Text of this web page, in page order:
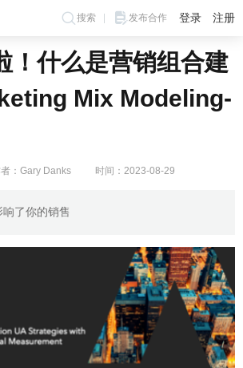
搜索 发布合作 登录 注册
！什么是营销组合建
Mix Modeling-
：Gary Danks 时间：2023-08-29
了你的销售